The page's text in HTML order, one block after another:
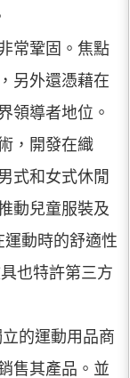
常鞏固。焦點
另外還憑藉在
領導者地位。
，開發在織
式和女式休閒
動兒童服裝及
動時的舒適性
也特許第三方
的運動用品商
售其產品。並